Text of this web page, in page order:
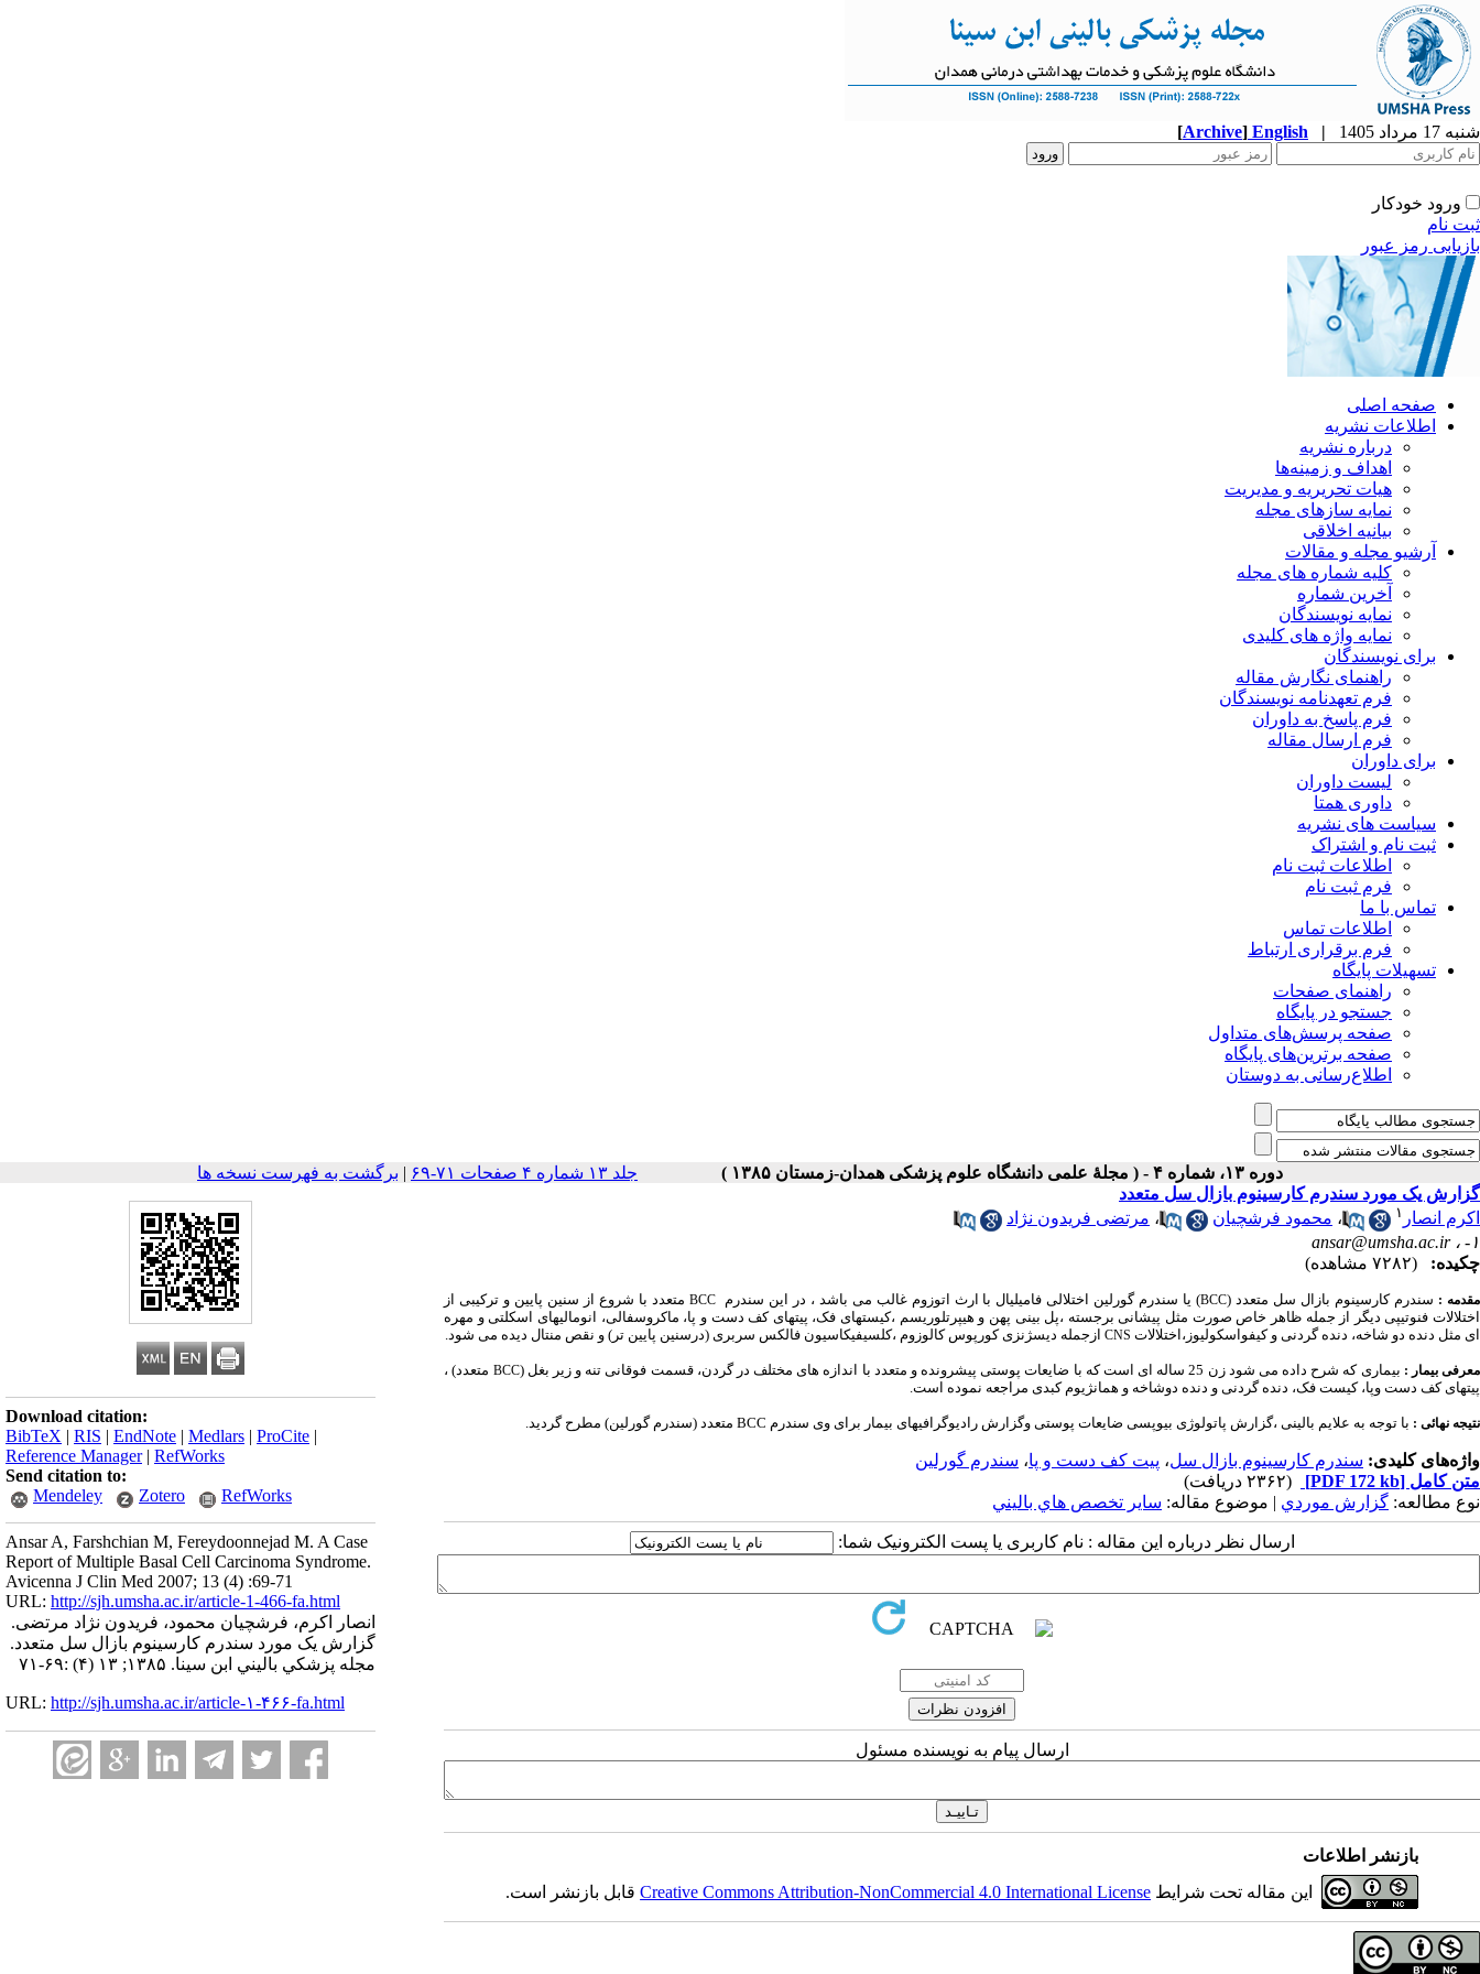
شنبه 17 مرداد 1405 |
English
[Archive]
ورود خودکار
ثبت نام
بازیابی رمز عبور
صفحه اصلی
اطلاعات نشریه
درباره نشریه
اهداف و زمینه‌ها
هیات تحریریه و مدیریت
نمایه سازهای مجله
بیانیه اخلاقی
آرشیو مجله و مقالات
کلیه شماره های مجله
آخرین شماره
نمایه نویسندگان
نمایه واژه های کلیدی
برای نویسندگان
راهنمای نگارش مقاله
فرم تعهدنامه نویسندگان
فرم پاسخ به داوران
فرم ارسال مقاله
برای داوران
لیست داوران
داوری همتا
سیاست های نشریه
ثبت نام و اشتراک
اطلاعات ثبت نام
فرم ثبت نام
تماس با ما
اطلاعات تماس
فرم برقراری ارتباط
تسهیلات پایگاه
راهنمای صفحات
جستجو در پایگاه
صفحه پرسش‌های متداول
صفحه برترین‌های پایگاه
اطلاع‌رسانی به دوستان
دوره ۱۳، شماره ۴ - ( مجلۀ علمی دانشگاه علوم پزشکی همدان-زمستان ۱۳۸۵ ) جلد ۱۳ شماره ۴ صفحات ۷۱-۶۹ | برگشت به فهرست نسخه ها
Download citation:
BibTeX | RIS | EndNote | Medlars | ProCite |
Reference Manager| RefWorks
Send citation to:
Mendeley
Zotero RefWorks
Ansar A, Farshchian M, Fereydoonnejad M. A Case
Report of Multiple Basal Cell Carcinoma Syndrome.
Avicenna J Clin Med 2007; 13 (4) :69-71
URL: http://sjh.umsha.ac.ir/article-1-466-fa.html
انصار اکرم، فرشچیان محمود، فریدون نژاد مرتضی.
گزارش یک مورد سندرم کارسینوم بازال سل متعدد.
مجله پزشكي باليني ابن سينا. ۱۳۸۵; ۱۳ (۴) :۶۹-۷۱
URL: http://sjh.umsha.ac.ir/article-۱-۴۶۶-fa.html
گزارش یک مورد سندرم کارسینوم بازال سل متعدد
اکرم انصار ۱ ، محمود فرشچیان ، مرتضی فریدون نژاد
۱- ،
ansar@umsha.ac.ir
چکیده:
(۷۲۸۲ مشاهده)
مقدمه : سندرم کارسینوم بازال سل متعدد (BCC) یا سندرم گورلین اختلالی فامیلیال با ارث اتوزوم غالب می باشد ، در این سندرم BCC متعدد با شروع از سنین پایین و ترکیبی از
اختلالات فنوتیپی دیگر از جمله ظاهر خاص صورت مثل پیشانی برجسته ،پل بینی پهن و هیپرتلوریسم ،کیستهای فک، پیتهای کف دست و پا، ماکروسفالی، انومالیهای اسکلتی و مهره
ای مثل دنده دو شاخه، دنده گردنی و کیفواسکولیوز،اختلالات CNS ازجمله دیسژنزی کورپوس کالوزوم ،کلسیفیکاسیون فالکس سربری (درسنین پایین تر) و نقص منتال دیده می شود.
معرفی بیمار : بیماری که شرح داده می شود زن 25 ساله ای است که با ضایعات پوستی پیشرونده و متعدد با اندازه های مختلف در گردن، قسمت فوقانی تنه و زیر بغل ( BCC متعدد) ،
پیتهای کف دست وپا، کیست فک، دنده گردنی و دنده دوشاخه و همانژیوم کبدی مراجعه نموده است.
نتیجه نهائی : با توجه به علایم بالینی ،گزارش پاتولوژی بیوپسی ضایعات پوستی وگزارش رادیوگرافیهای بیمار برای وی سندرم BCC متعدد (سندرم گورلین) مطرح گردید.
واژه‌های کلیدی: سندرم کارسینوم بازال سل، پیت کف دست و پا، سندرم گورلین
متن کامل [PDF 172 kb]
(۲۳۶۲ دریافت)
نوع مطالعه: گزارش موردي | موضوع مقاله: سایر تخصص هاي باليني
ارسال نظر درباره این مقاله : نام کاربری یا پست الکترونیک شما:
ارسال پیام به نویسنده مسئول
بازنشر اطلاعات
این مقاله تحت شرایط Creative Commons Attribution-NonCommercial 4.0 International Licenseقابل بازنشر است.